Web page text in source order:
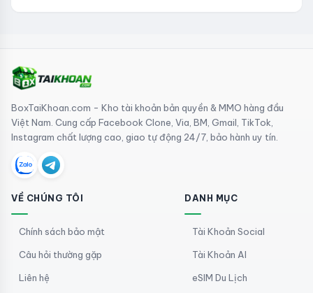
BoxTaiKhoan.com - Kho tài khoản bản quyền & MMO hàng đầu
Việt Nam. Cung cấp Facebook Clone, Via, BM, Gmail, TikTok,
Instagram chất lượng cao, giao tự động 24/7, bảo hành uy tín.
VỀ CHÚNG TÔI
Chính sách bảo mật
Câu hỏi thường gặp
Liên hệ
DANH MỤC
Tài Khoản Social
Tài Khoản AI
eSIM Du Lịch